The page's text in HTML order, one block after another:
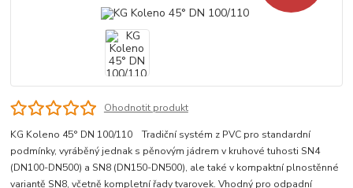
Ohodnotit produkt
KG Koleno 45° DN 100/110 Tradiční systém z PVC pro standardní
podmínky, vyráběný jednak s pěnovým jádrem v kruhové tuhosti SN4
(DN100-DN500) a SN8 (DN150-DN500), ale také v kompaktní plnostěnné
variantě SN8, včetně kompletní řady tvarovek. Vhodný pro odpadní